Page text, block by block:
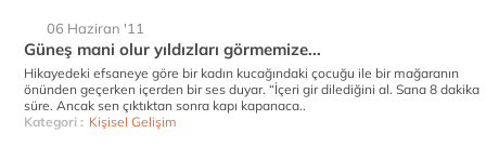
06 Haziran '11
Güneş mani olur yıldızları görmemize...
Hikayedeki efsaneye göre bir kadın kucağındaki çocuğu ile bir mağaranın
önünden geçerken içerden bir ses duyar. “İçeri gir dilediğini al. Sana 8 dakika
süre. Ancak sen çıktıktan sonra kapı kapanaca..
Kategori : Kişisel Gelişim